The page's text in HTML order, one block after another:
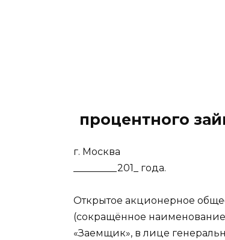
процентного
г. Москва
_________201_ года.
Открытое акционерное
(сокращённое
«Заемщик», в лице